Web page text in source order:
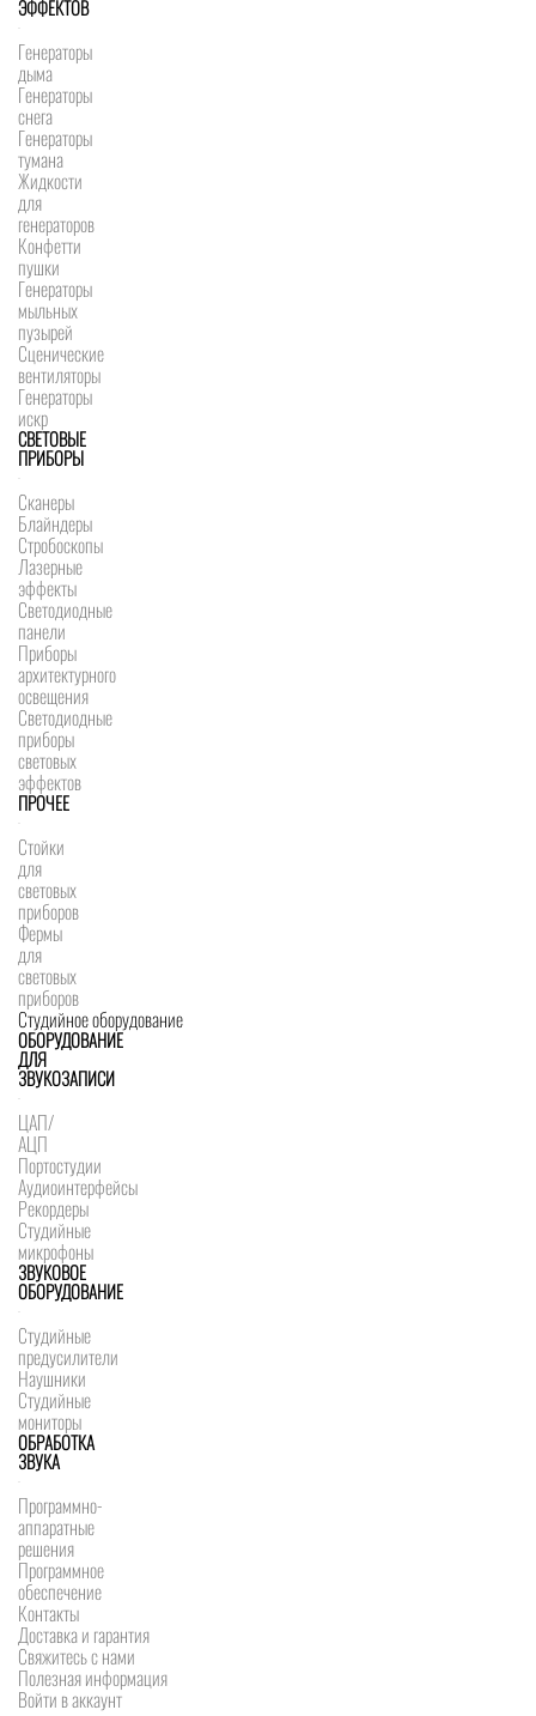
ЭФФЕКТОВ
Генераторы
дыма
Генераторы
снега
Генераторы
тумана
Жидкости
для
генераторов
Конфетти
пушки
Генераторы
мыльных
пузырей
Сценические
вентиляторы
Генераторы
искр
СВЕТОВЫЕ
ПРИБОРЫ
Сканеры
Блайндеры
Стробоскопы
Лазерные
эффекты
Светодиодные
панели
Приборы
архитектурного
освещения
Светодиодные
приборы
световых
эффектов
ПРОЧЕЕ
Стойки
для
световых
приборов
Фермы
для
световых
приборов
Студийное оборудование
ОБОРУДОВАНИЕ
ДЛЯ
ЗВУКОЗАПИСИ
ЦАП/
АЦП
Портостудии
Аудиоинтерфейсы
Рекордеры
Студийные
микрофоны
ЗВУКОВОЕ
ОБОРУДОВАНИЕ
Студийные
предусилители
Наушники
Студийные
мониторы
ОБРАБОТКА
ЗВУКА
Программно-
аппаратные
решения
Программное
обеспечение
Контакты
Доставка и гарантия
Свяжитесь с нами
Полезная информация
Войти в аккаунт